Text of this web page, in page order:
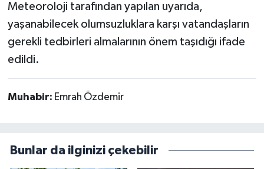
Meteoroloji tarafından yapılan uyarıda,
yaşanabilecek olumsuzluklara karşı vatandaşların
gerekli tedbirleri almalarının önem taşıdığı ifade
edildi.
Muhabir: Emrah Özdemir
Bunlar da ilginizi çekebilir